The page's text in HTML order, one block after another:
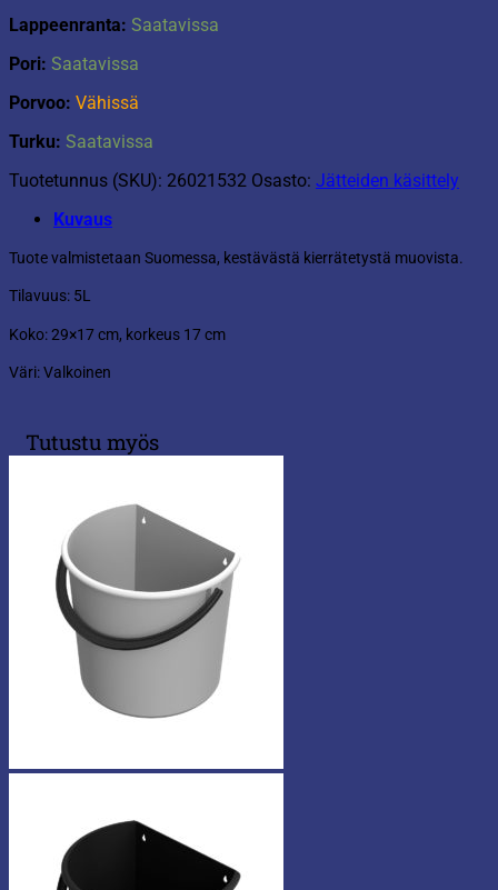
Lappeenranta: Saatavissa
Pori: Saatavissa
Porvoo: Vähissä
Turku: Saatavissa
Tuotetunnus (SKU): 26021532 Osasto: Jätteiden käsittely
Kuvaus
Tuote valmistetaan Suomessa, kestävästä kierrätetystä muovista.
Tilavuus: 5L
Koko: 29×17 cm, korkeus 17 cm
Väri: Valkoinen
Tutustu myös